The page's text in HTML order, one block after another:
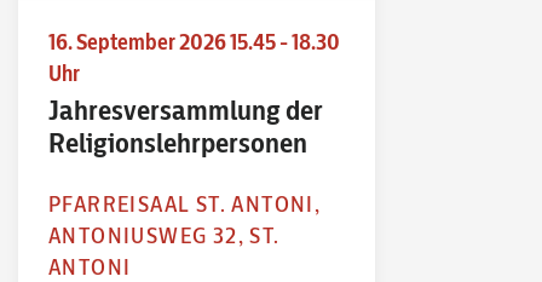
16. September 2026 15.45 - 18.30
Uhr
Jahresversammlung der
Religionslehrpersonen
PFARREISAAL ST. ANTONI,
ANTONIUSWEG 32, ST.
ANTONI